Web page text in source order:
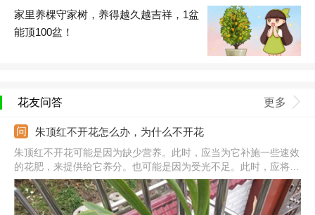
家里养棵守家树，养得越久越吉祥，1盆
能顶100盆！
花友问答 更多
朱顶红不开花怎么办，为什么不开花
朱顶红不开花可能是因为缺少营养。此时，应当为它补施一些速效
的花肥，来提供给它养分。也可能是因为受光不足。此时，应将植
株移动到阳台上采光条件比较好的位置养殖。还可能是因为年龄不
足。此时，应当把它放在一个温暖环境里面，让它接受足量的散射
光照，使它健康成长。培育2-3年的时间它就具有开花能力了。